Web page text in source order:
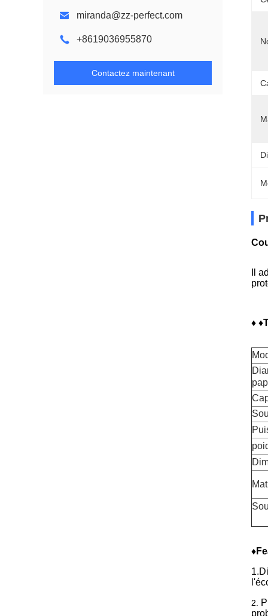
miranda@zz-perfect.com
+8619036955870
Contactez maintenant
Il
♦
2.